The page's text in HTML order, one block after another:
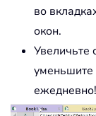
во
окон.
Увеличьте
ежедневно!